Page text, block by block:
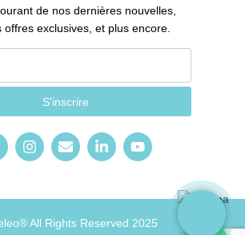
de nos dernières nouvelles,
offres exclusives, et plus encore.
S'inscrire
All Rights Reserved 2025